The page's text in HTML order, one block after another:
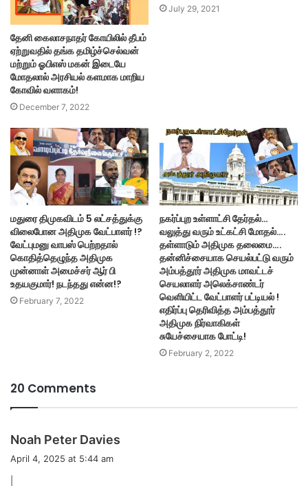
தேனி கைலாசநாதர் கோயிலில் தீபம்
ஏற்றுவதில் தங்க தமிழ்ச்செல்வன்
மற்றும் ஓபிஎஸ் மகன் இடையே
மோதலால் அரசியல் களமாக மாறிய
கோவில் வளாகம்!
December 7, 2022
July 29, 2021
மதுரை திமுகவிடம் 5 லட்சத்துக்கு
விலைபோன அதிமுக வேட்பாளர் !?
வேட்புமனு வாபஸ் பெற்றதால்
கொதித்தெழுந்த அதிமுக
முன்னாள் அமைச்சர் ஆர் பி
உதயகுமார்! நடந்தது என்ன!?
February 7, 2022
நகர்ப்புற உள்ளாட்சி தேர்தல்…
வலுத்து வரும் உட்கட்சி மோதல்….
தள்ளாடும் அதிமுக தலைமை….
தன்னிச்சையாக செயல்பட்டு வரும்
அம்பத்தூர் அதிமுக மாவட்டச்
செயலாளர் அலெக்சாண்டர்
வெளியிட்ட வேட்பாளர் பட்டியல் !
எதிர்ப்பு தெரிவித்த அம்பத்தூர்
அதிமுக நிர்வாகிகள்
சுயேச்சையாக போட்டி!
February 2, 2022
20 Comments
Noah Peter Davies
April 4, 2025 at 5:44 am